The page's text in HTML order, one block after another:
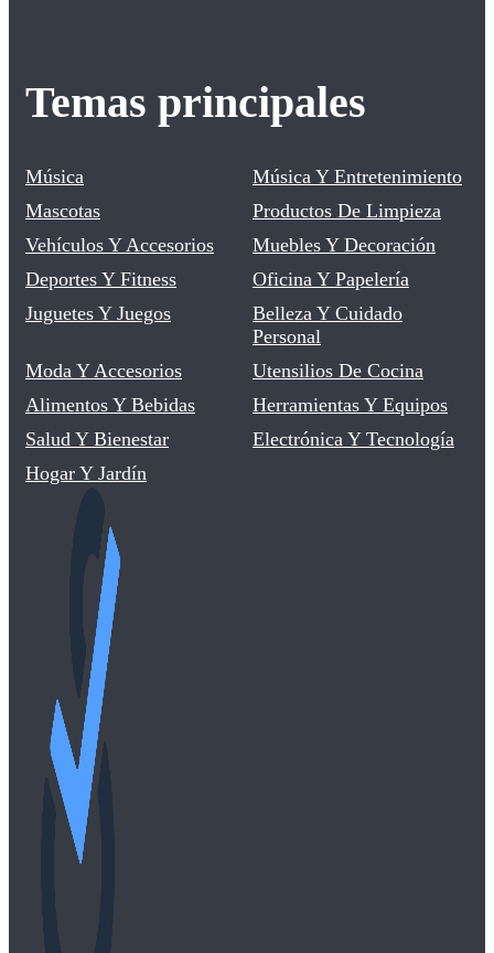
Temas principales
Música
Música Y Entretenimiento
Mascotas
Productos De Limpieza
Vehículos Y Accesorios
Muebles Y Decoración
Deportes Y Fitness
Oficina Y Papelería
Juguetes Y Juegos
Belleza Y Cuidado
Personal
Moda Y Accesorios
Utensilios De Cocina
Alimentos Y Bebidas
Herramientas Y Equipos
Salud Y Bienestar
Electrónica Y Tecnología
Hogar Y Jardín